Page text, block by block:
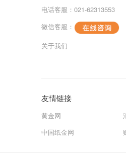
电话客服：021-62313553
微信客服：
关于我们
友情链接
黄金网
中国纸金网